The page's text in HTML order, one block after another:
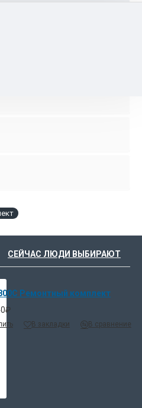
х 0,49 х 0,38) м
СЕЙЧАС ЛЮДИ ВЫБИРАЮТ
Ремонтный комплект
В закладки В сравнение